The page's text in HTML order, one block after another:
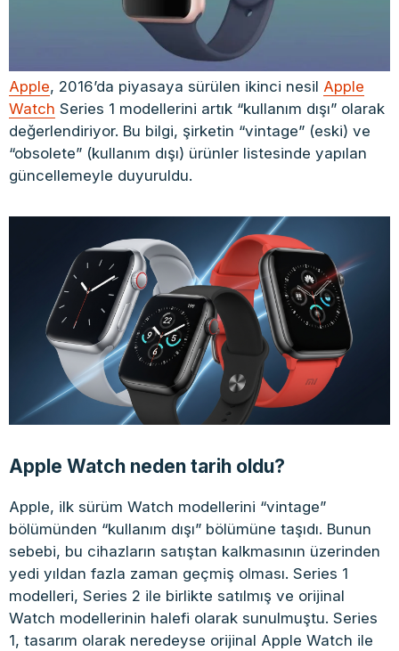
Apple, 2016’da piyasaya sürülen ikinci nesil Apple
Watch Series 1 modellerini artık “kullanım dışı” olarak
değerlendiriyor. Bu bilgi, şirketin “vintage” (eski) ve
“obsolete” (kullanım dışı) ürünler listesinde yapılan
güncellemeyle duyuruldu.
Apple Watch neden tarih oldu?
Apple, ilk sürüm Watch modellerini “vintage”
bölümünden “kullanım dışı” bölümüne taşıdı. Bunun
sebebi, bu cihazların satıştan kalkmasının üzerinden
yedi yıldan fazla zaman geçmiş olması. Series 1
modelleri, Series 2 ile birlikte satılmış ve orijinal
Watch modellerinin halefi olarak sunulmuştu. Series
1, tasarım olarak neredeyse orijinal Apple Watch ile